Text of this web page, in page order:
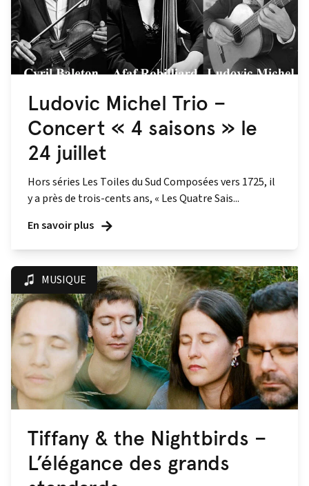
Ludovic Michel Trio –
Concert « 4 saisons » le
24 juillet
Hors séries Les Toiles du Sud Composées vers 1725, il
y a près de trois-cents ans, « Les Quatre Sais...
En savoir plus
MUSIQUE
Tiffany & the Nightbirds –
L’élégance des grands